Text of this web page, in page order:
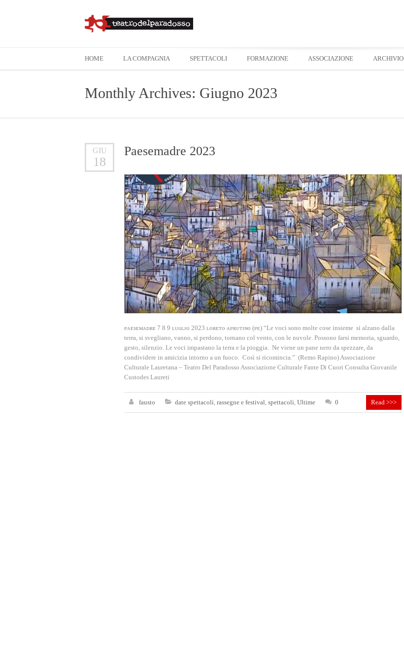
HOME LA COMPAGNIA SPETTACOLI FORMAZIONE ASSOCIAZIONE ARCHIVIO
Monthly Archives: Giugno 2023
GIU
18
Paesemadre 2023
ᴘᴀᴇsᴇᴍᴀᴅʀᴇ 7 8 9 ʟᴜɢʟɪᴏ 2023 ʟᴏʀᴇᴛᴏ ᴀᴘʀᴜᴛɪɴᴏ (ᴘᴇ) “Le voci sono molte cose insieme si alzano dalla
terra, si svegliano, vanno, si perdono, tornano col vento, con le nuvole. Possono farsi memoria, sguardo,
gesto, silenzio. Le voci impastano la terra e la pioggia. Ne viene un pane nero da spezzare, da
condividere in amicizia intorno a un fuoco. Così si ricomincia.” (Remo Rapino) Associazione
Culturale Lauretana – Teatro Del Paradosso Associazione Culturale Fante Di Cuori Consulta Giovanile
Custodes Laureti
fausto date spettacoli rassegne e festival spettacoli Ultime 0 Read >>>